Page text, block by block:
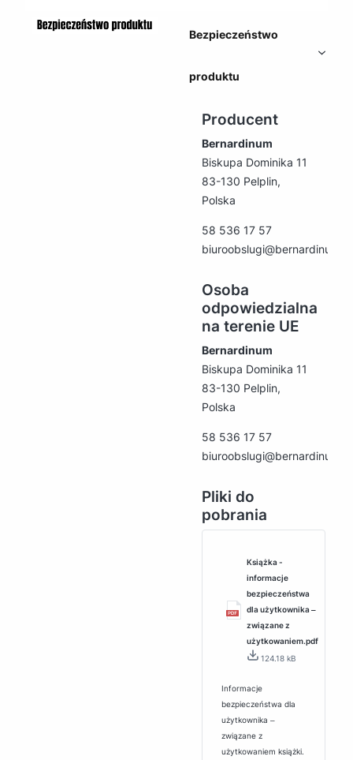
Bezpieczeństwo
produktu
Producent
Bernardinum
Biskupa Dominika 11
83-130 Pelplin,
Polska
58 536 17 57
Osoba
odpowiedzialna
na terenie UE
Bernardinum
Biskupa Dominika 11
83-130 Pelplin,
Polska
58 536 17 57
Pliki do
pobrania
Książka -
informacje
bezpieczeństwa
dla użytkownika ‒
związane z
użytkowaniem.pdf
124.18 kB
Informacje
bezpieczeństwa dla
użytkownika ‒
związane z
użytkowaniem książki.